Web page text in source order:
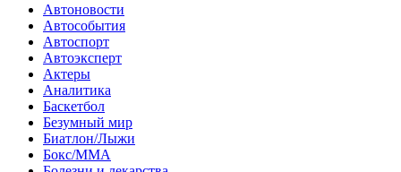
Автоновости
Автособытия
Автоспорт
Автоэксперт
Актеры
Аналитика
Баскетбол
Безумный мир
Биатлон/Лыжи
Бокс/MMA